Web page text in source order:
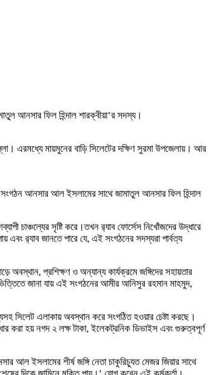
আনসার ফিল হিন্দাল শারক্বীয়া’র সদস্য।
এরমধ্যে মায়মুনের বাড়ি সিলেটের দক্ষিণ সুরমা উপজেলায়। আর
সংগঠন আনসার আল ইসলামের সাথে জামাতুল আনসার ফিল হিন্দাল
চাঞ্চল্যের সৃষ্টি করে।তখন র‍্যাব ফোর্সেস নিখোঁজদের উদ্ধারে
এবং র‍্যাব জানতে পারে যে, এই সংগঠনের সদস্যরা পার্বত্য
অবস্থান, প্রশিক্ষণ ও অন্যান্য কার্যক্রমে জঙ্গিদের সহায়তার
জানা যায় এই সংগঠনের আমীর আনিসুর রহমান মাহমুদ,
সিলেট এলাকায় অবস্থান করে সংগঠিত হওয়ার চেষ্টা করছে।
করা হয় নগদ ২ লক্ষ টাকা, ইলেকট্রনিক ডিভাইস এবং গুরুত্বপূর্ণ
ইসলামের শীর্ষ জঙ্গি নেতা চাকুরিচ্যুত মেজর জিয়ার সাথে